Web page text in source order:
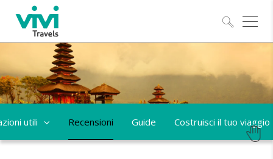
utili Recensioni Guide Costruisci il tuo viaggio